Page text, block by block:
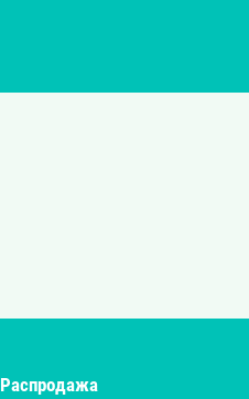
Распродажа